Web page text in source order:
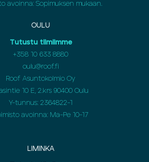
avoinna: Sopimuksen mukaan.
OULU
Tutustu tiimiimme
+358 10 633 8880
oulu@roof.fi
Roof Asuntokolmio Oy
10 E, 2.krs 90400 Oulu
Y-tunnus: 2364822-1
avoinna: Ma-Pe 10-17
LIMINKA